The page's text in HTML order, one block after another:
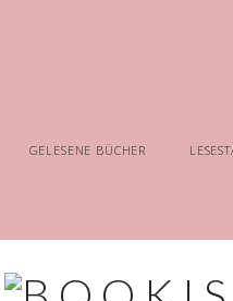
GELESENE BÜCHER